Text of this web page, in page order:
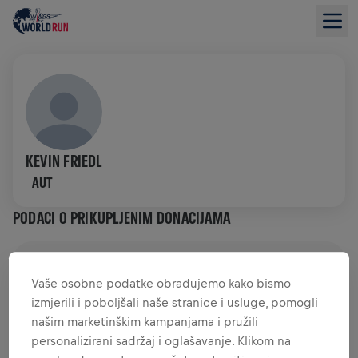
KEVIN FRIEDL
AUT
PODACI O PRIKUPLJENIM DONACIJAMA
DONACIJE DONIRAJ
Pruži svoj doprinos donacijom! 100% iznosa tvoje
donacije bit će utrošeno na istraživanja ozljeda leđne
Vaše osobne podatke obrađujemo kako bismo
izmjerili i poboljšali naše stranice i usluge, pomogli
našim marketinškim kampanjama i pružili
personalizirani sadržaj i oglašavanje. Klikom na